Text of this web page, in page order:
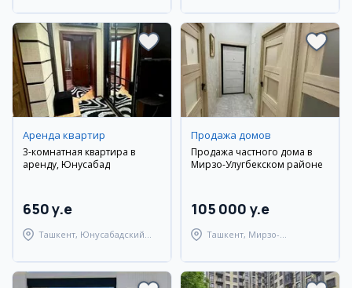
Аренда квартир
3-комнатная квартира в
аренду, Юнусабад
650 y.e
Ташкент, Юнусабадский
Продажа домов
Продажа частного дома в
Мирзо-Улугбекском районе
105 000 y.e
Ташкент, Мирзо-